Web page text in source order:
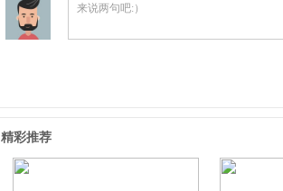
来说两句吧:）
精彩推荐